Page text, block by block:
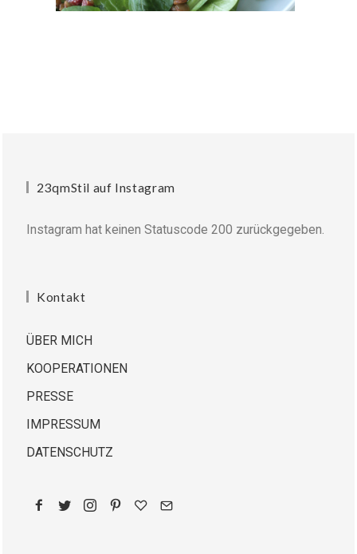
23qmStil auf Instagram
Instagram hat keinen Statuscode 200 zurückgegeben.
Kontakt
ÜBER MICH
KOOPERATIONEN
PRESSE
IMPRESSUM
DATENSCHUTZ